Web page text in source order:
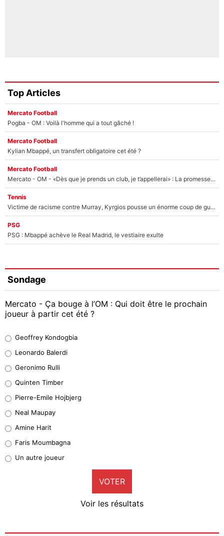
Top Articles
Mercato Football
Pogba - OM : Voilà l'homme qui a tout gâché !
Mercato Football
Kylian Mbappé, un transfert obligatoire cet été ?
Mercato Football
Mercato - OM - «Dès que je prends un club, je t’appellerai» : La promesse de Marcelino au moment de claquer la porte
Tennis
Victime de racisme contre Murray, Kyrgios pousse un énorme coup de gueule !
PSG
PSG : Mbappé achève le Real Madrid, le vestiaire exulte
Sondage
Mercato - Ça bouge à l’OM : Qui doit être le prochain
joueur à partir cet été ?
38%
32%
5%
1%
9%
Geoffrey Kondogbia
Leonardo Balerdi
Geronimo Rulli
Quinten Timber
Pierre-Emile Hojbjerg
Neal Maupay
Amine Harit
Faris Moumbagna
Un autre joueur
VOTER
Voir les résultats